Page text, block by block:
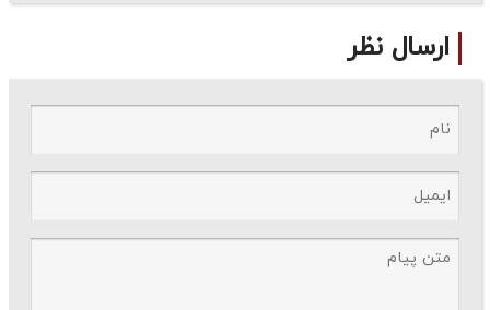
ارسال نظر